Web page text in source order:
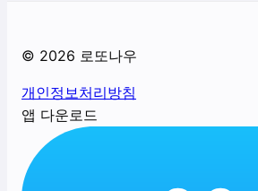
© 2026 로또나우
개인정보처리방침
앱 다운로드